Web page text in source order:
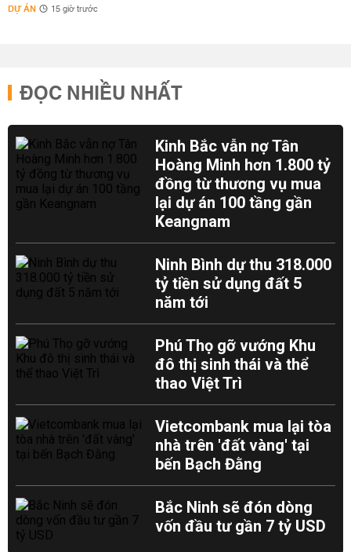
DỰ ÁN 15 giờ trước
ĐỌC NHIỀU NHẤT
Kinh Bắc vẫn nợ Tân
Hoàng Minh hơn 1.800 tỷ
đồng từ thương vụ mua
lại dự án 100 tầng gần
Keangnam
Ninh Bình dự thu 318.000
tỷ tiền sử dụng đất 5
năm tới
Phú Thọ gỡ vướng Khu
đô thị sinh thái và thể
thao Việt Trì
Vietcombank mua lại tòa
nhà trên 'đất vàng' tại
bến Bạch Đằng
Bắc Ninh sẽ đón dòng
vốn đầu tư gần 7 tỷ USD